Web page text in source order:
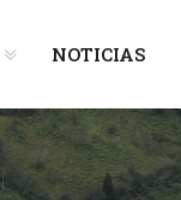
NOTICIAS